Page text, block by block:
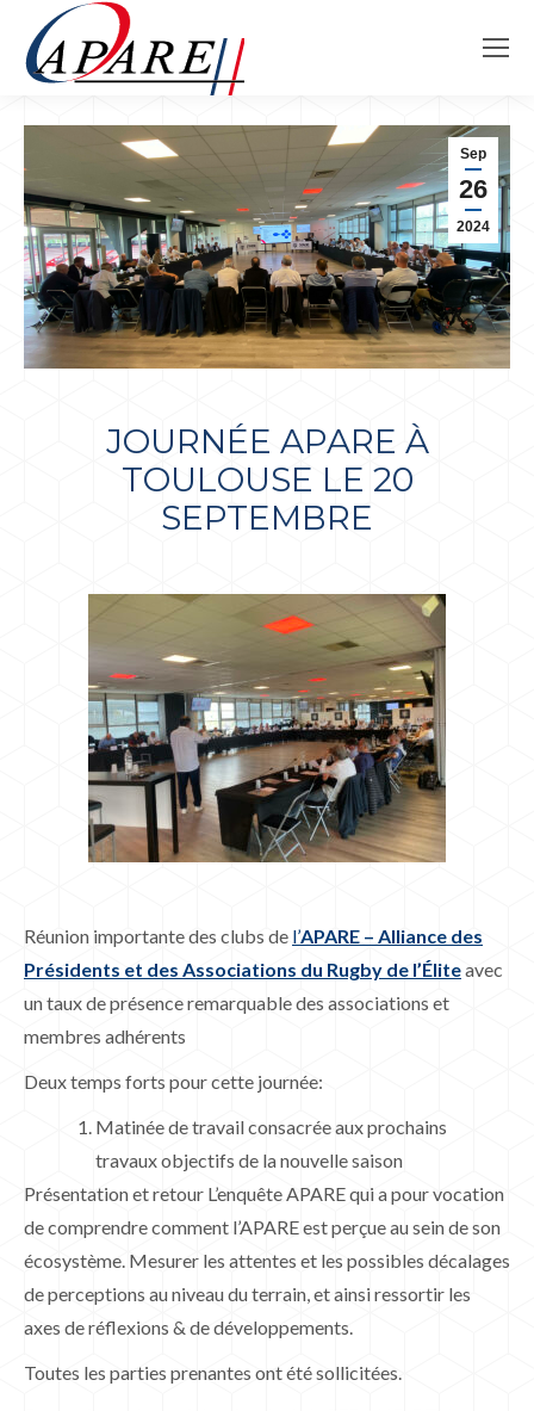
Sep
26
2024
JOURNÉE APARE À
TOULOUSE LE 20
SEPTEMBRE
Réunion importante des clubs de l’APARE – Alliance des
Présidents et des Associations du Rugby de l’Éliteavec
un taux de présence remarquable des associations et
membres adhérents
Deux temps forts pour cette journée:
Matinée de travail consacrée aux prochains
travaux objectifs de la nouvelle saison
Présentation et retour L’enquête APARE qui a pour vocation
de comprendre comment l’APARE est perçue au sein de son
écosystème. Mesurer les attentes et les possibles décalages
de perceptions au niveau du terrain, et ainsi ressortir les
axes de réflexions & de développements.
Toutes les parties prenantes ont été sollicitées.